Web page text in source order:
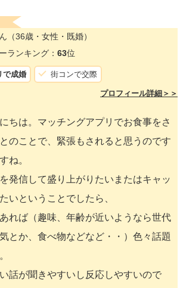
（36歳・女性・既婚）
ランキング： 63位
で成婚 街コンで交際
プロフィール詳細＞＞
ちは。マッチングアプリでお食事をさ
のことで、緊張もされると思うのです
ね。
発信して盛り上がりたいまたはキャッ
いということでしたら、
れば（趣味、年齢が近いようなら世代
とか、食べ物などなど・・）色々話題
話が聞きやすいし反応しやすいので